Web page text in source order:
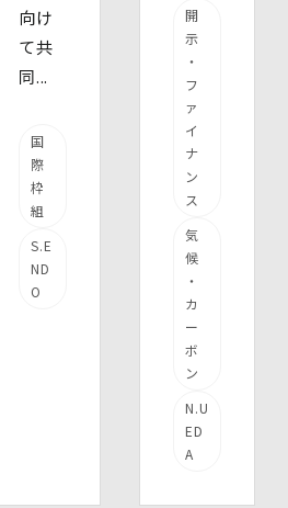
向け
て共
同...
国
際
枠
組
S.E
ND
O
開
示
・
フ
ァ
イ
ナ
ン
ス
気
候
・
カ
ー
ボ
ン
N.U
ED
A